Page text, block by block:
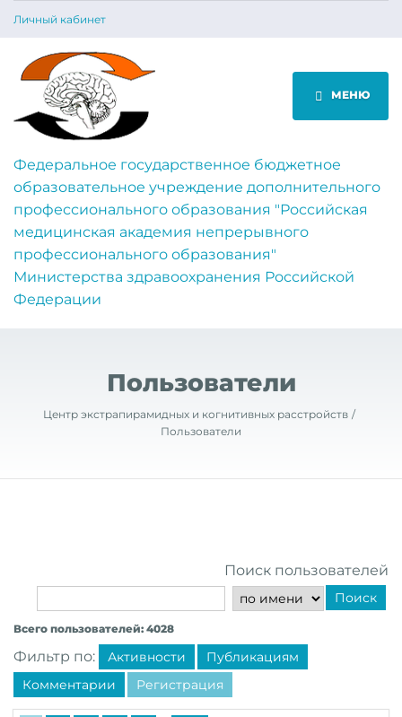
Личный кабинет
МЕНЮ
Федеральное государственное бюджетное
образовательное учреждение дополнительного
профессионального образования "Российская
медицинская академия непрерывного
профессионального образования"
Министерства здравоохранения Российской
Федерации
Пользователи
Центр экстрапирамидных и когнитивных расстройств
Пользователи
Поиск пользователей
Поиск
Всего пользователей: 4028
Фильтр по: Активности
Публикациям
Комментарии
Регистрация